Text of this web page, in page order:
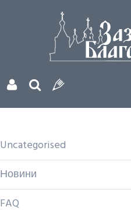
Uncategorised
Новини
FAQ